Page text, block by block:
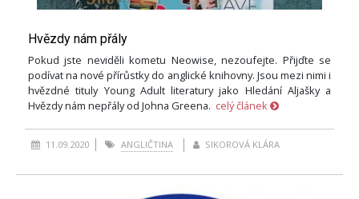
Hvězdy nám přály
Pokud jste neviděli kometu Neowise, nezoufejte. Přijďte se
podívat na nové přírůstky do anglické knihovny. Jsou mezi nimi i
hvězdné tituly Young Adult literatury jako Hledání Aljašky a
Hvězdy nám nepřály od Johna Greena. celý článek
11.09.2020 ANGLIČTINA SIKOROVÁ KLÁRA